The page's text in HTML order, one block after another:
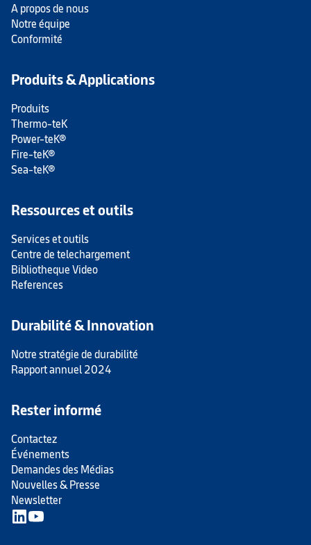
A propos de nous
Notre équipe
Conformité
Produits & Applications
Produits
Thermo-teK
Power-teK®
Fire-teK®
Sea-teK®
Ressources et outils
Services et outils
Centre de telechargement
Bibliotheque Video
References
Durabilité & Innovation
Notre stratégie de durabilité
Rapport annuel 2024
Rester informé
Contactez
Événements
Demandes des Médias
Nouvelles & Presse
Newsletter